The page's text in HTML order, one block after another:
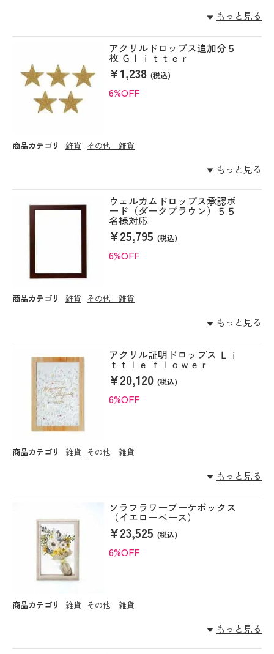
もっと見る
アクリルドロップス追加分５
枚 Ｇｌｉｔｔｅｒ
¥1,238(税込)
6%OFF
商品カテゴリ 雑貨 その他 雑貨
もっと見る
ウェルカムドロップス承認ボ
ード（ダークブラウン）５５
名様対応
¥25,795(税込)
6%OFF
商品カテゴリ 雑貨 その他 雑貨
もっと見る
アクリル証明ドロップス Ｌｉ
ｔｔｌｅ ｆｌｏｗｅｒ
¥20,120(税込)
6%OFF
商品カテゴリ 雑貨 その他 雑貨
もっと見る
ソラフラワーブーケボックス
（イエローベース）
¥23,525(税込)
6%OFF
商品カテゴリ 雑貨 その他 雑貨
もっと見る